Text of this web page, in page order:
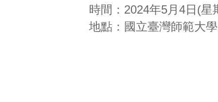
時間：2024年5月4日(星
地點：國立臺灣師範大